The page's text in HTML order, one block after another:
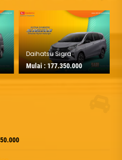
Daihatsu Sigra
Mulai :177.350.000